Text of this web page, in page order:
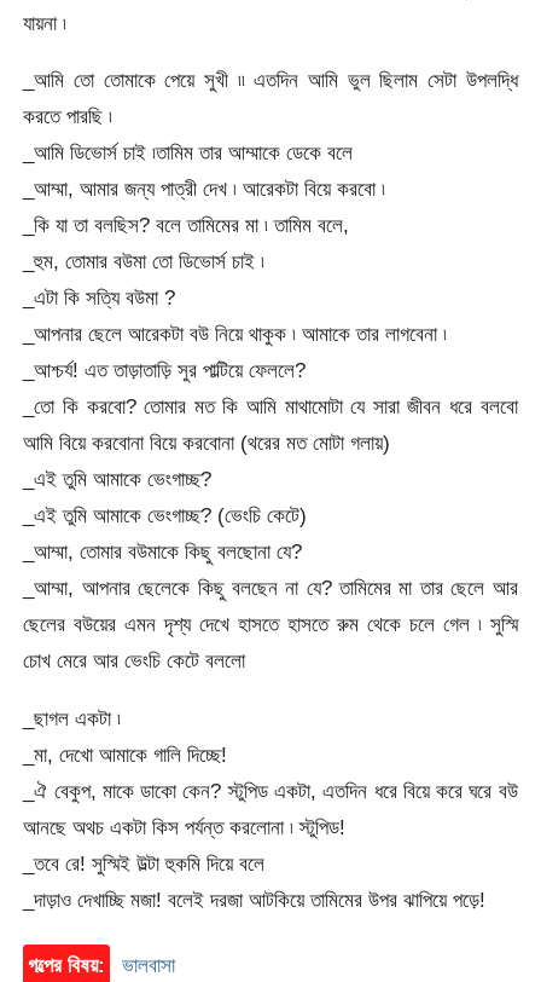
যায়না ৷
_আমি তো তোমাকে পেয়ে সুখী ৷৷ এতদিন আমি ভুল ছিলাম সেটা উপলদ্ধি
করতে পারছি ৷
_আমি ডিভোর্স চাই ৷তামিম তার আম্মাকে ডেকে বলে
_আম্মা, আমার জন্য পাত্রী দেখ ৷ আরেকটা বিয়ে করবো ৷
_কি যা তা বলছিস? বলে তামিমের মা ৷ তামিম বলে,
_হুম, তোমার বউমা তো ডিভোর্স চাই ৷
_এটা কি সত্যি বউমা ?
_আপনার ছেলে আরেকটা বউ নিয়ে থাকুক ৷ আমাকে তার লাগবেনা ৷
_আশ্চর্য! এত তাড়াতাড়ি সুর পাল্টিয়ে ফেললে?
_তো কি করবো? তোমার মত কি আমি মাথামোটা যে সারা জীবন ধরে বলবো
আমি বিয়ে করবোনা বিয়ে করবোনা (থরের মত মোটা গলায়)
_এই তুমি আমাকে ভেংগাচ্ছ?
_এই তুমি আমাকে ভেংগাচ্ছ? (ভেংচি কেটে)
_আম্মা, তোমার বউমাকে কিছু বলছোনা যে?
_আম্মা, আপনার ছেলেকে কিছু বলছেন না যে? তামিমের মা তার ছেলে আর
ছেলের বউয়ের এমন দৃশ্য দেখে হাসতে হাসতে রুম থেকে চলে গেল ৷ সুস্মি
চোখ মেরে আর ভেংচি কেটে বললো
_ছাগল একটা ৷
_মা, দেখো আমাকে গালি দিচ্ছে!
_ঐ বেকুপ, মাকে ডাকো কেন? স্টুপিড একটা, এতদিন ধরে বিয়ে করে ঘরে বউ
আনছে অথচ একটা কিস পর্যন্ত করলোনা ৷ স্টুপিড!
_তবে রে! সুস্মিই উল্টা হুকমি দিয়ে বলে
_দাড়াও দেখাচ্ছি মজা! বলেই দরজা আটকিয়ে তামিমের উপর ঝাপিয়ে পড়ে!
গল্পের বিষয়: ভালবাসা